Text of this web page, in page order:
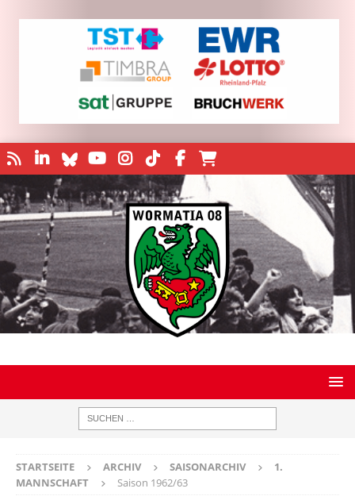
STARTSEITE ARCHIV SAISONARCHIV
1.
MANNSCHAFT
Saison 1962/63